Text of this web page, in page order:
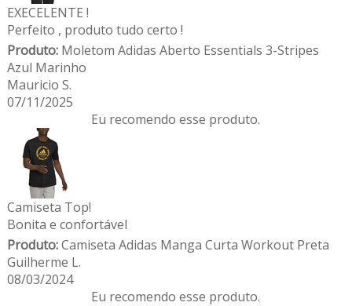
EXECELENTE !
Perfeito , produto tudo certo !
Produto:Moletom Adidas Aberto Essentials 3-Stripes
Azul Marinho
Mauricio S.
07/11/2025
Eu recomendo esse produto.
Camiseta Top!
Bonita e confortável
Produto:Camiseta Adidas Manga Curta Workout Preta
Guilherme L.
08/03/2024
Eu recomendo esse produto.